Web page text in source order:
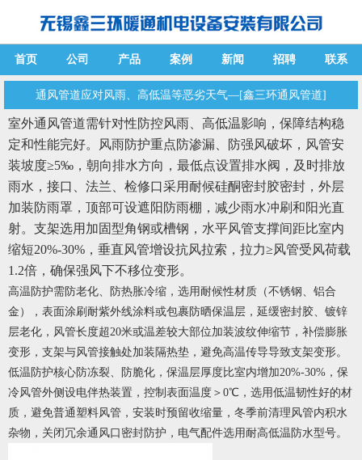
首页 公司 产品 案例 新闻 招聘 联系
通风管道应对风雨、高低温等恶劣天气—[鑫三环通风管道]
室外通风管道需针对性防控风雨、高低温影响，保障结构稳
定和性能完好。风雨防护重点防渗漏、防强风破坏，风管安
装坡度≥5‰，朝向排水方向，最低点设置排水阀，及时排放
雨水，接口、法兰、检修口采用耐候硅酮密封胶密封，外层
加装防雨罩，顶部可设遮阳防雨棚，减少雨水冲刷和阳光直
射。支架选用加固型角钢或槽钢，水平风管支撑间距比室内
缩短20%-30%，垂直风管增设抗风拉索，拉力≥风管受风荷载
1.2倍，确保强风下不移位变形。
高温防护需防老化、防热胀冷缩，选用耐候性材质（不锈钢、铝合
金），表面涂刷耐紫外线涂料或包裹防晒保温层，延缓密封胶、镀锌
层老化，风管长度超20米或温差较大部位加装波纹伸缩节，补偿膨胀
变形，支架与风管接触处加装隔热垫，避免高温传导导致支架变形。
低温防护核心防冻裂、防脆化，保温层厚度比室内增加20%-30%，保
冷风管外侧设电伴热装置，控制表面温度＞0℃，选用低温韧性好的材
质，避免普通塑料风管，安装时预留收缩量，冬季前清理风管内积水
杂物，关闭冗余通风口密封防护，电气配件选用耐高低温防水型号。